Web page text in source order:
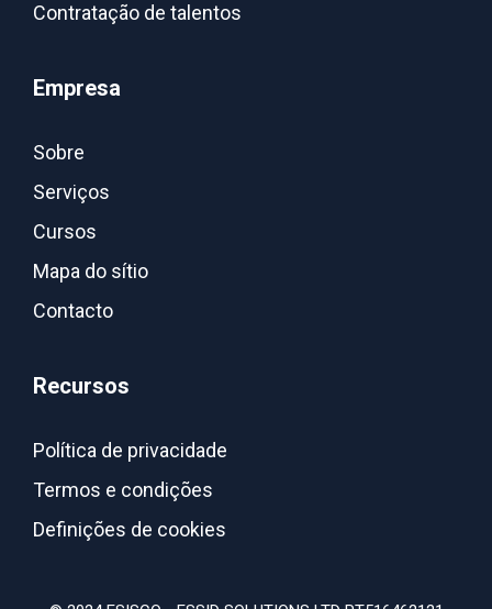
Contratação de talentos
Empresa
Sobre
Serviços
Cursos
Mapa do sítio
Contacto
Recursos
Política de privacidade
Termos e condições
Definições de cookies